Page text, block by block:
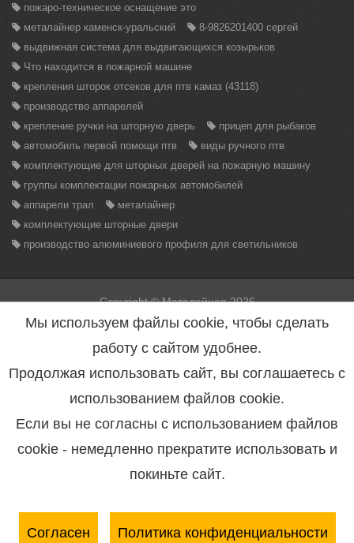
пожаро-техническое оснащение это
металайнер каменск-уральский
8-9826201400 сергей
выдвижная система для выдвигающихся козырьков
Что находится в пожарной машине
крепления шторок отсеков для птв камаз (43118)
производство аппарелей
крепление ручки на шторную дверь
прицеп для рыбаков
автомобиль первой помощи птв
виды ручного птв
комплектующие для шторных дверей на пожарную машину
группы комплектации пожарных автомобилей
аппарели трал
металайнер
комплектующие шторные двери
производство алюминиевого профиля для светильников
Copyright © Металайнер 2026
Вся информация находящаяся на данном сайте, может быть
использована только с разрешения администрации сайта.
Нарушение данного правила повлечет за собой меры
предусмотренные статьей 146 УК РФ.
Политика конфиденциальности персональных данных
Согласие на обработку персональных данных
Пользовательское соглашение
Разработка сайта студия программирования <bleaksoft />
шторные двери, вентилируемые фасады,
радиаторов охлаждения, поставка металлопроката и
кабельной продукции, продукции черной и цветной
металлургии.
Мы используем файлы cookie, чтобы сделать
работу с сайтом удобнее.
Продолжая использовать сайт, вы соглашаетесь с
использованием файлов cookie.
Если вы не согласны с использованием файлов
cookie - немедленно прекратите использовать и
покиньте сайт.
Согласен Политика конфиденциальности